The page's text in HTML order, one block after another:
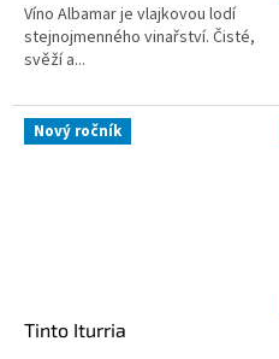
5
hvězdiček.
Víno Albamar je vlajkovou lodí
stejnojmenného vinařství. Čisté,
svěží a...
Nový ročník
Tinto Iturria